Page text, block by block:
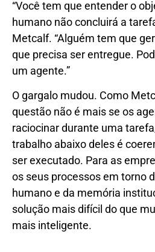
“Você tem que entender o
humano não concluirá a
Metcalf. “Alguém tem que
que precisa ser entregue.
um agente.”
O gargalo mudou. Como
questão não é mais se os
raciocinar durante uma
trabalho abaixo deles é
ser executado. Para as
os seus processos em torno
humano e da memória
solução mais difícil do que
mais inteligente.